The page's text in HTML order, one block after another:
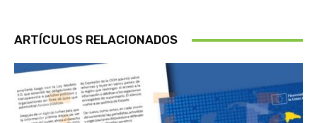
ARTÍCULOS RELACIONADOS